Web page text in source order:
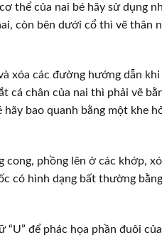
thể của nai bé hãy sử dụng
còn bên dưới cổ thì vẽ thân
xóa các đường hướng dẫn
cá chân của nai thì phải vẽ
bao quanh bằng một khe
cong, phồng lên ở các khớp,
có hình dạng bất thường
để phác họa phần đuôi